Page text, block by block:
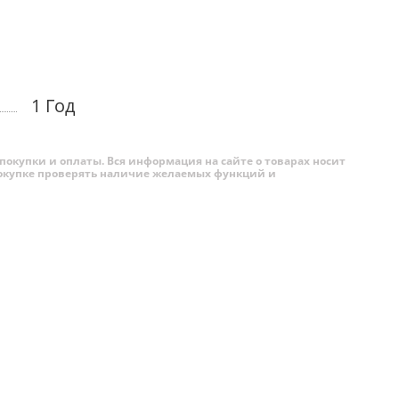
+ L5),
1 Год
и оплаты. Вся информация на сайте о товарах носит
проверять наличие желаемых функций и